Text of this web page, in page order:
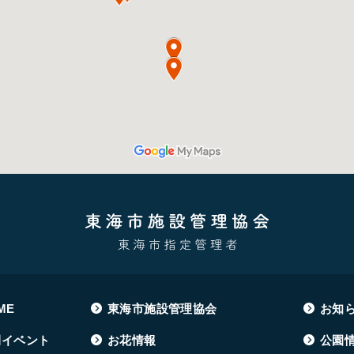
東海市施設管理協会 お知
ベント お花情報 公園